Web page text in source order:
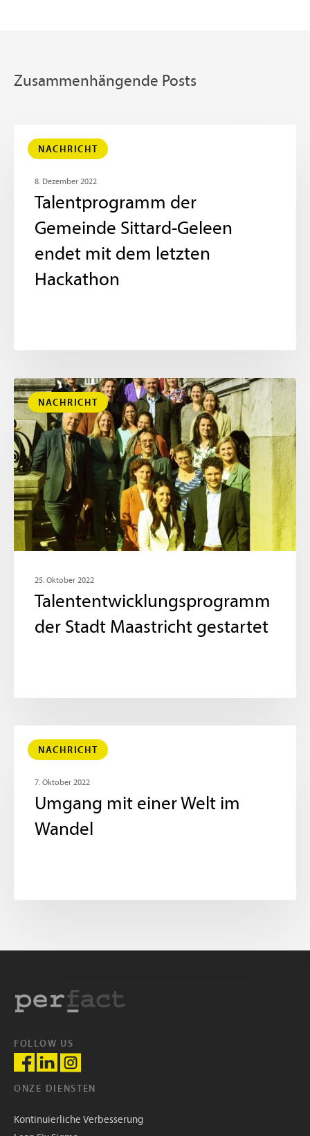
Zusammenhängende Posts
NACHRICHT
8. Dezember 2022
Talentprogramm der
Gemeinde Sittard-Geleen
endet mit dem letzten
Hackathon
NACHRICHT
25. Oktober 2022
Talententwicklungsprogramm
der Stadt Maastricht gestartet
NACHRICHT
7. Oktober 2022
Umgang mit einer Welt im
Wandel
FOLLOW US
ONZE DIENSTEN
Kontinuierliche Verbesserung